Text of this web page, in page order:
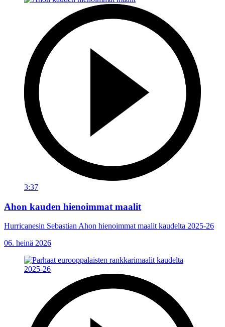
3:37
Ahon kauden hienoimmat maalit
Hurricanesin Sebastian Ahon hienoimmat maalit kaudelta 2025-26
06. heinä 2026